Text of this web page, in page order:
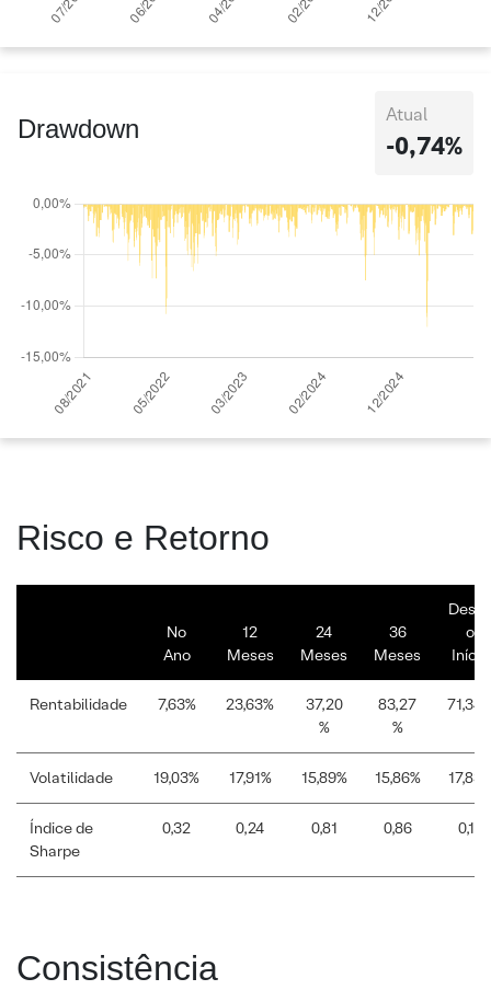
Drawdown Atual
-0,74%
Risco e Retorno
No
Ano
12
Meses
24
Meses
36
Meses
o
Início
Rentabilidade 7,63% 23,63%
37,20
%
83,27
%
Volatilidade 19,03% 17,91% 15,89% 15,86%
Índice de
Sharpe
0,32 0,24 0,81 0,86 0,17
Consistência